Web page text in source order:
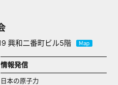
興和二番町ビル5階
情報発信
日本の原子力